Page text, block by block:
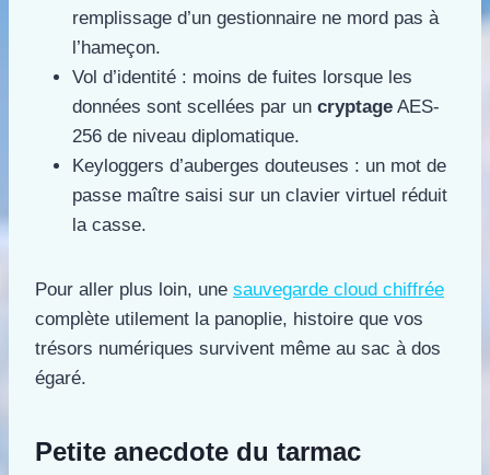
remplissage d’un gestionnaire ne mord pas à
l’hameçon.
Vol d’identité : moins de fuites lorsque les
données sont scellées par un cryptage AES-
256 de niveau diplomatique.
Keyloggers d’auberges douteuses : un mot de
passe maître saisi sur un clavier virtuel réduit
la casse.
Pour aller plus loin, une sauvegarde cloud chiffrée
complète utilement la panoplie, histoire que vos
trésors numériques survivent même au sac à dos
égaré.
Petite anecdote du tarmac